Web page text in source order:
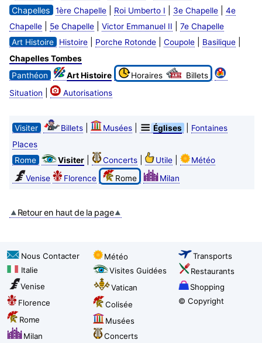
Chapelles 1ère Chapelle| Roi Umberto I 3e Chapelle| 4e
Chapelle| 5e Chapelle| Victor Emmanuel II
7e Chapelle
Art Histoire
Histoire| Porche Rotonde| Coupole| Basilique|
Chapelles Tombes
Panthéon
Art Histoire Horaires
Billets
Situation
Autorisations
Visiter Billets| Musées| Églises
Fontaines
Places
Rome
Visiter| Concerts| Utile|
Météo
Venise
Florence Rome Milan
Retour en haut de la page
Nous Contacter
Italie
Venise
Florence
Rome
Milan
Météo
Visites Guidées
Vatican
Colisée
Musées
Concerts
Transports
Restaurants
Shopping
© Copyright